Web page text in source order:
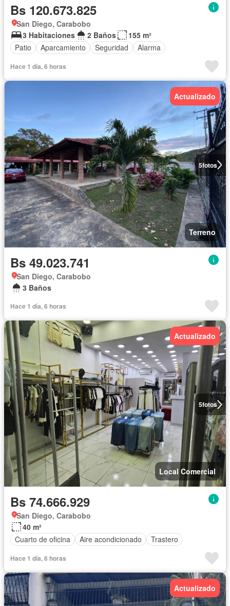
Bs 120.673.825
San Diego, Carabobo
3 Habitaciones
2 Baños
155 m²
Patio
Aparcamiento Seguridad Alarma
Hace 1 día, 6 horas
5fotos
Actualizado
Terreno
Bs 49.023.741
San Diego, Carabobo
3 Baños
Hace 1 día, 6 horas
5fotos
Actualizado
Local Comercial
Bs 74.666.929
San Diego, Carabobo
40 m²
Cuarto de oficina
Aire acondicionado Trastero
Hace 1 día, 6 horas
Actualizado